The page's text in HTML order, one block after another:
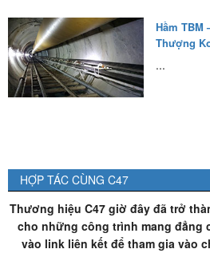
Hầm TBM
Thượng
...
HỢP TÁC CÙNG C47
Thương hiệu C47 giờ đây đã trở
cho những công trình mang đẳng
vào link liên kết để tham gia vào